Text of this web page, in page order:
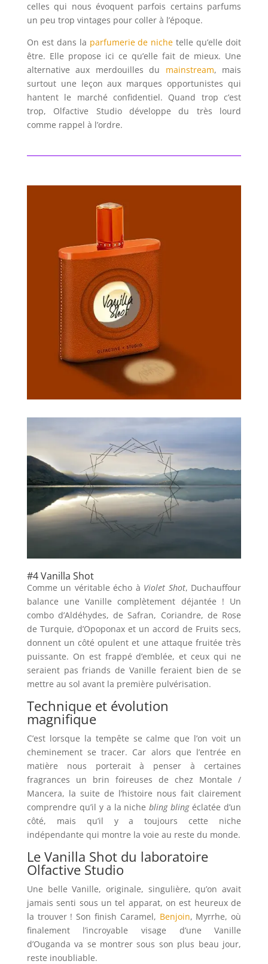
celles qui nous évoquent parfois certains parfums
un peu trop vintages pour coller à l’époque.
On est dans la parfumerie de niche telle qu’elle doit
être. Elle propose ici ce qu’elle fait de mieux. Une
alternative aux merdouilles du mainstream, mais
surtout une leçon aux marques opportunistes qui
hantent le marché confidentiel. Quand trop c’est
trop, Olfactive Studio développe du très lourd
comme rappel à l’ordre.
#4 Vanilla Shot
Comme un véritable écho à Violet Shot, Duchauffour
balance une Vanille complètement déjantée ! Un
combo d’Aldéhydes, de Safran, Coriandre, de Rose
de Turquie, d’Opoponax et un accord de Fruits secs,
donnent un côté opulent et une attaque fruitée très
puissante. On est frappé d’emblée, et ceux qui ne
seraient pas friands de Vanille feraient bien de se
mettre au sol avant la première pulvérisation.
Technique et évolution
magnifique
C’est lorsque la tempête se calme que l’on voit un
cheminement se tracer. Car alors que l’entrée en
matière nous porterait à penser à certaines
fragrances un brin foireuses de chez Montale /
Mancera, la suite de l’histoire nous fait clairement
comprendre qu’il y a la nichebling blingéclatée d’un
côté, mais qu’il y a toujours cette niche
indépendante qui montre la voie au reste du monde.
Le Vanilla Shot du laboratoire
Olfactive Studio
Une belle Vanille, originale, singulière, qu’on avait
jamais senti sous un tel apparat, on est heureux de
la trouver ! Son finish Caramel, Benjoin, Myrrhe, où
finalement l’incroyable visage d’une Vanille
d’Ouganda va se montrer sous son plus beau jour,
reste inoubliable.